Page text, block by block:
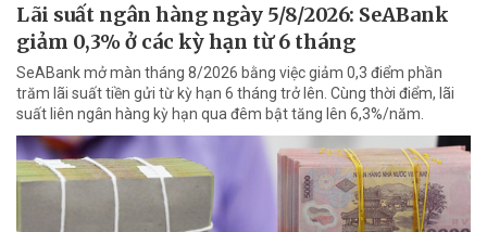
Lãi suất ngân hàng ngày 5/8/2026: SeABank
giảm 0,3% ở các kỳ hạn từ 6 tháng
SeABank mở màn tháng 8/2026 bằng việc giảm 0,3 điểm phần
trăm lãi suất tiền gửi từ kỳ hạn 6 tháng trở lên. Cùng thời điểm, lãi
suất liên ngân hàng kỳ hạn qua đêm bật tăng lên 6,3%/năm.